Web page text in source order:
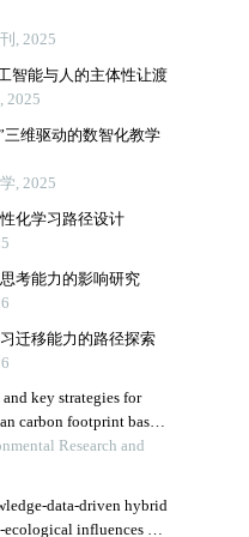
, 2025
智能与人的主体性让渡
2025
三维驱动的数智化教学
, 2025
化学习路径设计
考能力的影响研究
迁移能力的路径探索
key strategies for
carbon footprint based
Research and
data-driven hybrid
influences on